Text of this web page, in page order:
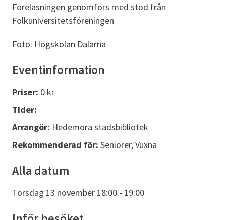
Föreläsningen genomförs med stöd från
Folkuniversitetsföreningen
Foto: Högskolan Dalarna
Eventinformation
Priser: 0 kr
Tider:
Arrangör: Hedemora stadsbibliotek
Rekommenderad för: Seniorer, Vuxna
Alla datum
Torsdag 13 november 18:00 - 19:00